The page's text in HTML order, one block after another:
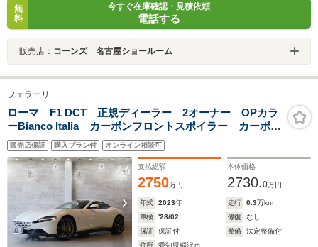
無
料
今すぐ在庫確認・見積依頼
電話する
販売店： コーンズ 名古屋ショールーム
フェラーリ
ローマ F1 DCT 正規ディーラー 2オーナー OPカラ
ーBianco Italia カーボンフロントスポイラー カーボン
アンダードアカバー カーボンリアデュフューザー カ
ーボンリアブートトリム カーボンLEDステアリング
販売店保証 購入プラン付 オンライン相談可
支払総額
2750万円
本体価格
2730.0万円
年式 2023年 走行 0.3万km
車検
'28/02 修復
なし
保証
保証付 整備
法定整備付
住所
愛知県稲沢市